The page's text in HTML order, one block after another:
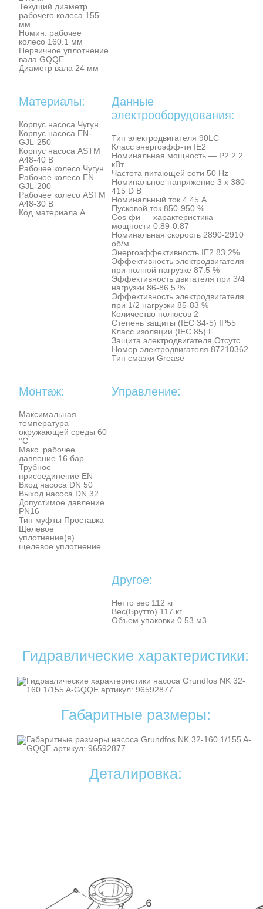
Текущий диаметр
рабочего колеса 155
мм
Номин. рабочее
колесо 160.1 мм
Первичное уплотнение
вала GQQE
Диаметр вала 24 мм
Материалы:
Корпус насоса Чугун
Корпус насоса EN-
GJL-250
Корпус насоса ASTM
A48-40 B
Рабочее колесо Чугун
Рабочее колесо EN-
GJL-200
Рабочее колесо ASTM
A48-30 B
Код материала A
Данные
электрооборудования:
Тип электродвигателя 90LC
Класс энергоэфф-ти IE2
Номинальная мощность — P2 2.2
кВт
Частота питающей сети 50 Hz
Номинальное напряжение 3 x 380-
415 D В
Номинальный ток 4.45 A
Пусковой ток 850-950 %
Cos фи — характеристика
мощности 0.89-0.87
Номинальная скорость 2890-2910
об/м
Энергоэффективность IE2 83,2%
Эффективность электродвигателя
при полной нагрузке 87.5 %
Эффективность двигателя при 3/4
нагрузки 86-86.5 %
Эффективность электродвигателя
при 1/2 нагрузки 85-83 %
Количество полюсов 2
Степень защиты (IEC 34-5) IP55
Класс изоляции (IEC 85) F
Защита электродвигателя Отсутс.
Номер электродвигателя 87210362
Тип смазки Grease
Монтаж:
Максимальная
температура
окружающей среды 60
°C
Макс. рабочее
давление 16 бар
Трубное
присоединение EN
Вход насоса DN 50
Выход насоса DN 32
Допустимое давление
PN16
Тип муфты Проставка
Щелевое
уплотнение(я)
щелевое уплотнение
Управление:
Другое:
Нетто вес 112 кг
Вес(Брутто) 117 кг
Объем упаковки 0.53 м3
Гидравлические характеристики:
Габаритные размеры:
Деталировка: